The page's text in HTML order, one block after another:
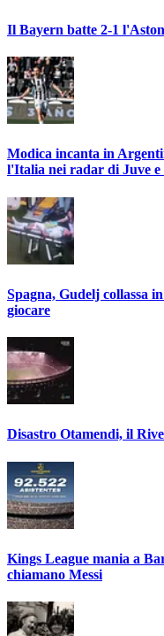
Il Bayern batte 2-1
Modica incanta in
l'Italia nei radar di Juve e
Spagna, Gudelj collassa
giocare
Disastro Otamendi, il
Kings League mania a
chiamano Messi